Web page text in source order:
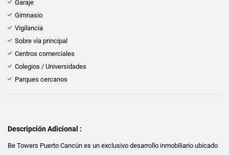
Garaje
Gimnasio
Vigilancia
Sobre vía principal
Centros comerciales
Colegios / Universidades
Parques cercanos
Descripción Adicional :
Be Towers Puerto Cancún es un exclusivo desarrollo inmobiliario ubicado